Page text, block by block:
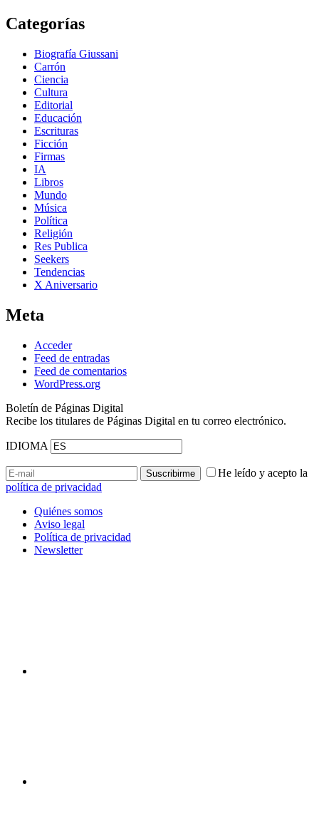
Categorías
Biografía Giussani
Carrón
Ciencia
Cultura
Editorial
Educación
Escrituras
Ficción
Firmas
IA
Libros
Mundo
Música
Política
Religión
Res Publica
Seekers
Tendencias
X Aniversario
Meta
Acceder
Feed de entradas
Feed de comentarios
WordPress.org
Boletín de Páginas Digital
Recibe los titulares de Páginas Digital en tu correo electrónico.
IDIOMA
He leído y acepto la
política de privacidad
Quiénes somos
Aviso legal
Política de privacidad
Newsletter